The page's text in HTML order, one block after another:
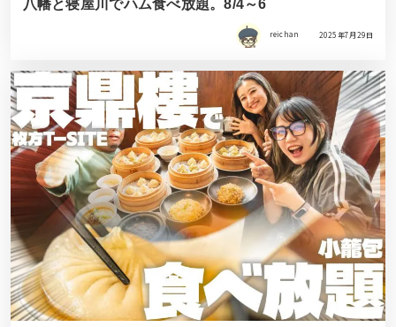
八幡と寝屋川でハム食べ放題。8/4～6
reichan 2025年7月29日